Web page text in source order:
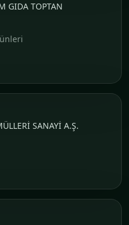
GIDA TOPTAN
SANAYİ A.Ş.